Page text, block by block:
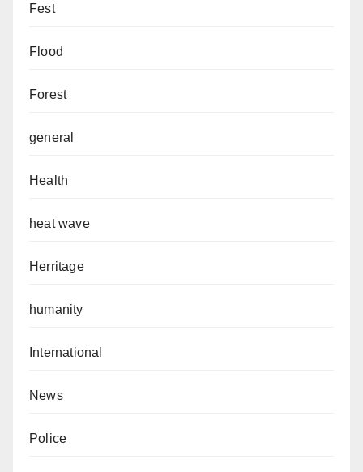
Fest
Flood
Forest
general
Health
heat wave
Herritage
humanity
International
News
Police